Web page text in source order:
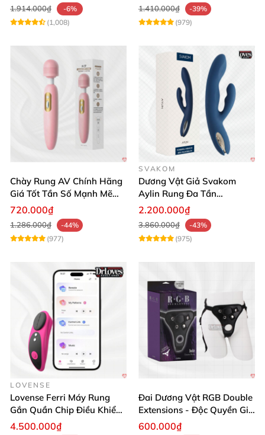
1.914.000₫
-6%
(1,008)
1.410.000₫
-39%
(979)
Chày Rung AV Chính Hãng
Giá Tốt Tần Số Mạnh Mẽ
Siêu Bền
720.000₫
1.286.000₫
-44%
(977)
SVAKOM
Dương Vật Giả Svakom
Aylin Rung Đa Tần
Massage Sung Sướng
2.200.000₫
3.860.000₫
-43%
(975)
LOVENSE
Lovense Ferri Máy Rung
Gắn Quần Chip Điều Khiển
App Tăng Hưng Phấn
4.500.000₫
Đai Dương Vật RGB Double
Extensions - Độc Quyền Giá
Sốc
600.000₫